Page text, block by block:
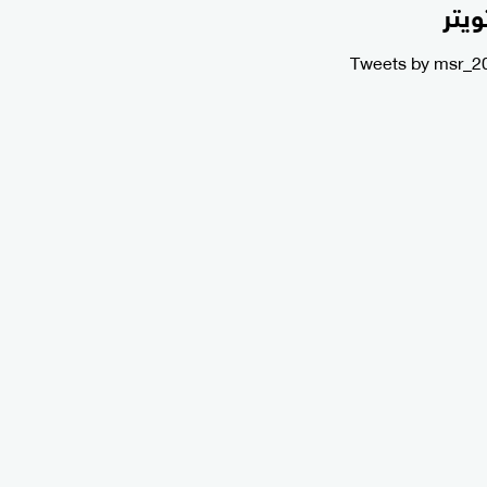
Tweets by